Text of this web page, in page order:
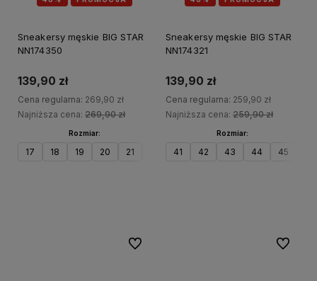
Sneakersy męskie BIG STAR
NN174350
139,90 zł
Cena regularna: 269,90 zł
Najniższa cena: 269,90 zł
Rozmiar:
17 18 19 20 21 32 31 33 28 29
Sneakersy męskie BIG STAR
NN174321
139,90 zł
Cena regularna: 259,90 zł
Najniższa cena: 259,90 zł
Rozmiar:
41 42 43 44 45
Do ulubionych Do